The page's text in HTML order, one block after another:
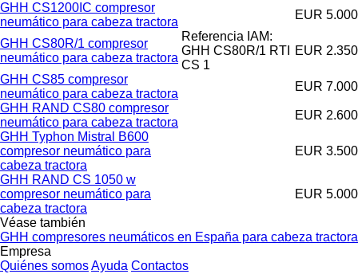
GHH CS1200IC compresor
neumático para cabeza tractora
EUR 5.000
GHH CS80R/1 compresor
neumático para cabeza tractora
Referencia IAM:
GHH CS80R/1 RTI
CS 1
EUR 2.350
GHH CS85 compresor
neumático para cabeza tractora
EUR 7.000
GHH RAND CS80 compresor
neumático para cabeza tractora
EUR 2.600
GHH Typhon Mistral B600
compresor neumático para
cabeza tractora
EUR 3.500
GHH RAND CS 1050 w
compresor neumático para
cabeza tractora
EUR 5.000
Véase también
GHH compresores neumáticos en España para cabeza tractora
Empresa
Quiénes somosAyuda Contactos